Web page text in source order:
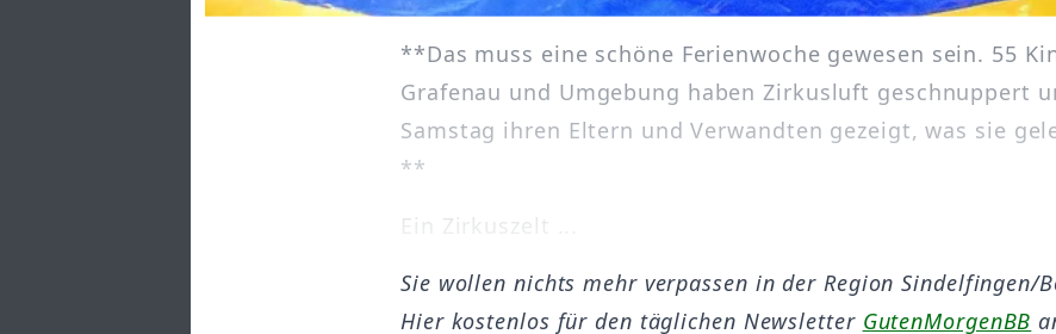
**Das muss eine schöne Ferienwoche gewesen sein. 55
Grafenau und Umgebung haben Zirkusluft geschnuppert
Samstag ihren Eltern und Verwandten gezeigt, was sie
**
Ein Zirkuszelt ...
Sie wollen nichts mehr verpassen in der Region Sindelfingen/
Hier kostenlos für den täglichen Newsletter GutenMorgenBB